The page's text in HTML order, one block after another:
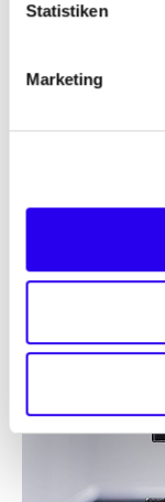
Statistiken
Marketing
Filme aus